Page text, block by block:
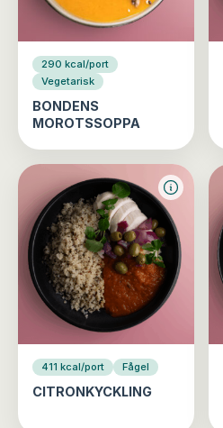
290 kcal/port
Vegetarisk
BONDENS
MOROTSSOPPA
411 kcal/port Fågel
CITRONKYCKLING